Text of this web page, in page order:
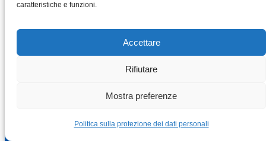
caratteristiche e funzioni.
Accettare
Rifiutare
Mostra preferenze
Politica sulla protezione dei dati personali
Copyright © 2026 Motori-elettrici-vybo.it | VYBO Electric